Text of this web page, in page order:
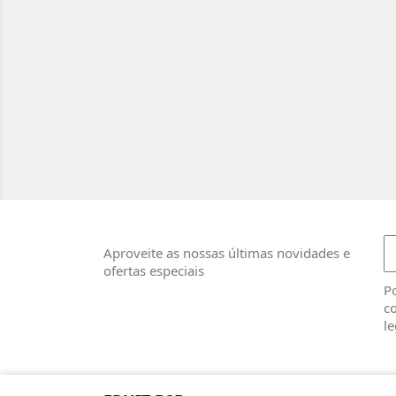
Aproveite as nossas últimas novidades e
ofertas especiais